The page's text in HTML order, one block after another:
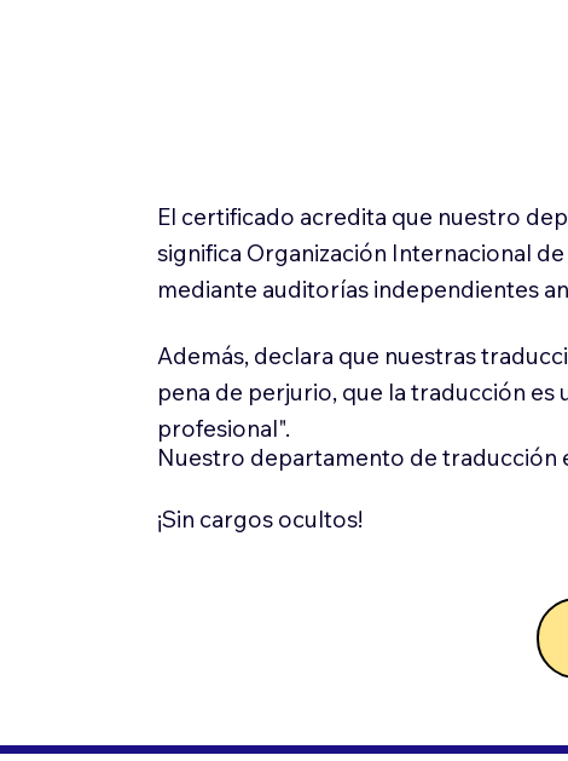
El certificado acredita que nuestro
significa Organización Internacional
mediante auditorías independientes
Además, declara que nuestras
pena de perjurio, que la traducción
profesional".
Nuestro departamento de traducción
¡Sin cargos ocultos!